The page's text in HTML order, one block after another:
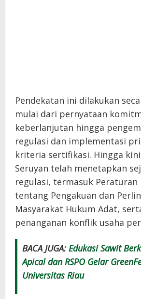
Pendekatan ini dilakukan
mulai dari pernyataan
keberlanjutan hingga
regulasi dan implementasi
kriteria sertifikasi. Hingga
Seruyan telah menetapkan
regulasi, termasuk Peraturan
tentang Pengakuan dan
Masyarakat Hukum Adat,
penanganan konflik usaha
BACA JUGA: Edukasi Sawit
Apical dan RSPO Gelar
Universitas Riau